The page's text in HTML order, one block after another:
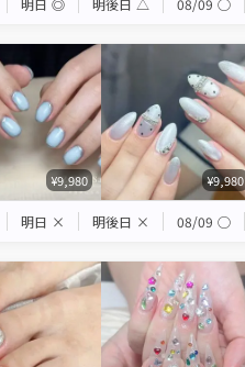
明日 ◎ 明後日 △ 08/09 ◯
¥9,980 ¥9,980
明日 × 明後日 × 08/09 ◯